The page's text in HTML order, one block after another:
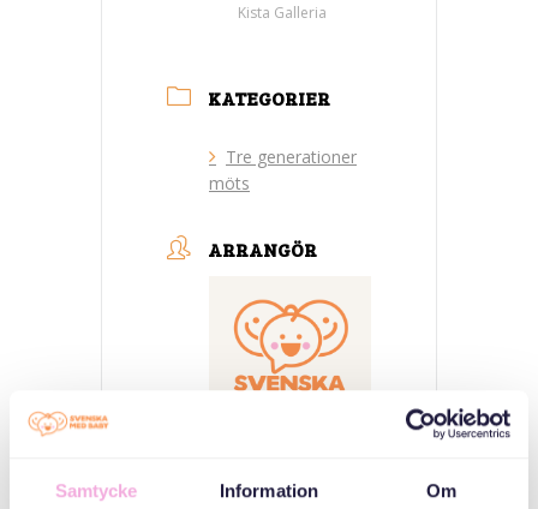
Samtycke Information Om
Kista Galleria
KATEGORIER
Tre generationer
möts
ARRANGÖR
Svenska med baby